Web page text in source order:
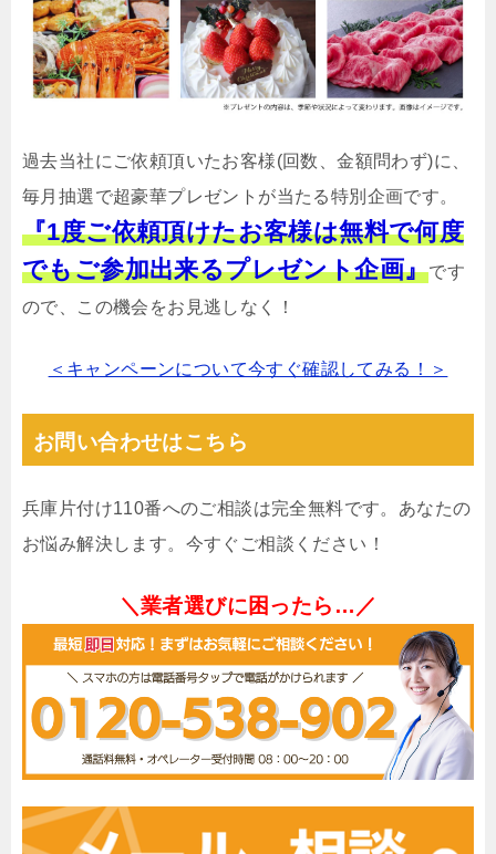
過去当社にご依頼頂いたお客様(回数、金額問わず)に、
毎月抽選で超豪華プレゼントが当たる特別企画です。
『1度ご依頼頂けたお客様は無料で何度
でもご参加出来るプレゼント企画』です
ので、この機会をお見逃しなく！
＜キャンペーンについて今すぐ確認してみる！＞
お問い合わせはこちら
兵庫片付け110番へのご相談は完全無料です。あなたの
お悩み解決します。今すぐご相談ください！
＼業者選びに困ったら…／